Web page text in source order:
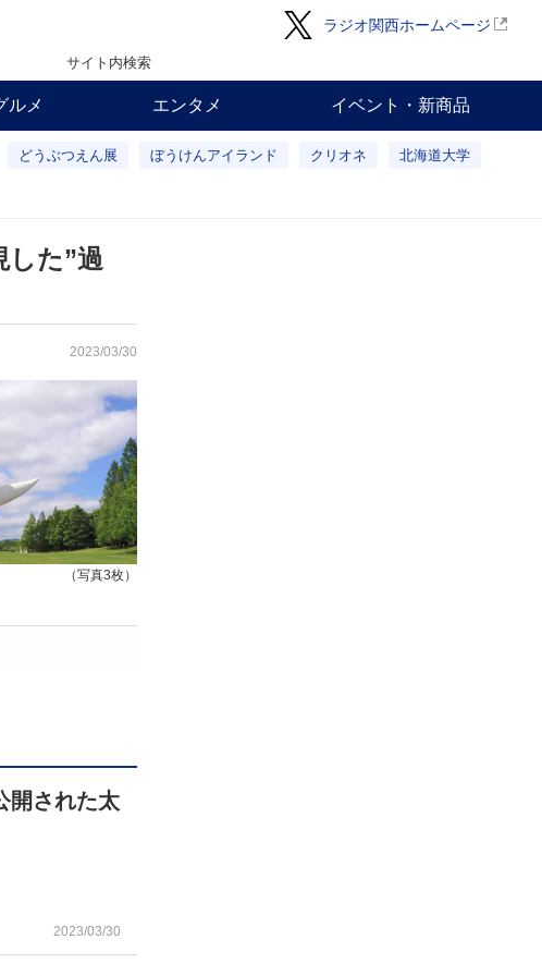
ラジオ関西ホームページ
サイト内検索
ルメ エンタメ イベント・新商品
どうぶつえん展 ぼうけんアイランド クリオネ 北海道大学
た”過
2023/03/30
（写真3枚）
開された太
2023/03/30